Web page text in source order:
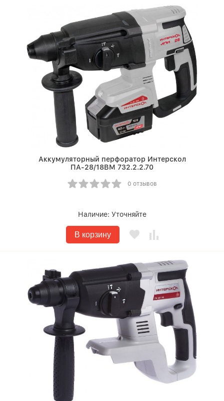
Аккумуляторный перфоратор Интерскол
ПА-28/18ВМ 732.2.2.70
0 отзывов
Наличие: Уточняйте
В корзину